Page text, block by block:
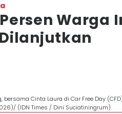
Warga
bersama Cinta Laura di Car Free Day
(IDN Times / Dini Suciatiningrum)